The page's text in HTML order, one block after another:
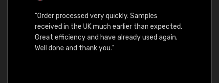
"Order processed very quickly. Samples
received in the UK much earlier than expected.
Great efficiency and have already used again.
Well done and thank you."